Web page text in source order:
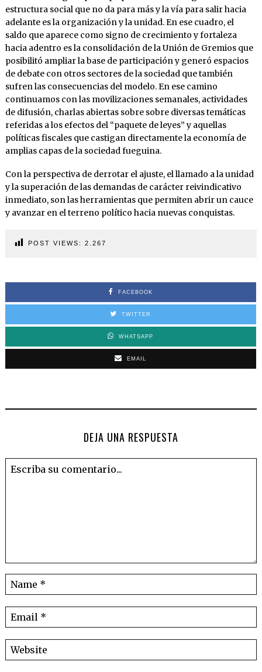
estructura social que no da para más y la vía para salir hacia
adelante es la organización y la unidad. En ese cuadro, el
saldo que aparece como signo de crecimiento y fortaleza
hacia adentro es la consolidación de la Unión de Gremios que
posibilitó ampliar la base de participación y generó espacios
de debate con otros sectores de la sociedad que también
sufren las consecuencias del modelo. En ese camino
continuamos con las movilizaciones semanales, actividades
de difusión, charlas abiertas sobre sobre diversas temáticas
referidas a los efectos del “paquete de leyes” y aquellas
políticas fiscales que castigan directamente la economía de
amplias capas de la sociedad fueguina.
Con la perspectiva de derrotar el ajuste, el llamado a la unidad
y la superación de las demandas de carácter reivindicativo
inmediato, son las herramientas que permiten abrir un cauce
y avanzar en el terreno político hacia nuevas conquistas.
POST VIEWS: 2.267
FACEBOOK
TWITTER
WHATSAPP
EMAIL
DEJA UNA RESPUESTA